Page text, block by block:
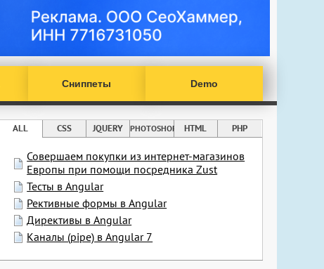
Сниппеты Demo
ALL CSS JQUERY PHOTOSHOP HTML PHP
Совершаем покупки из интернет-магазинов
Европы при помощи посредника Zust
Тесты в Angular
Рективные формы в Angular
Директивы в Angular
Каналы (pipe) в Angular 7